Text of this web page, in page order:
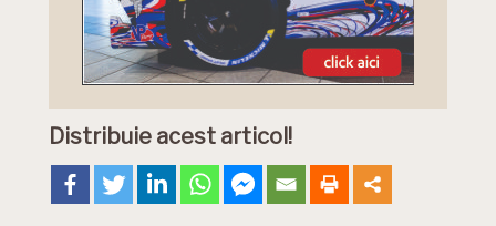
Distribuie acest articol!